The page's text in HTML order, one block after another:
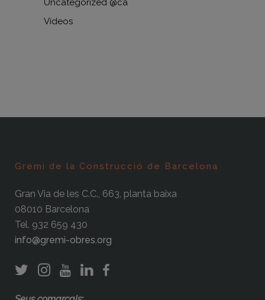
Uncategorized @ca
Vídeos
Gremi de la Construcció de Barcelona
Gran Via de les C.C., 663, planta baixa
08010 Barcelona
Tel. 932 659 430
info@gremi-obres.org